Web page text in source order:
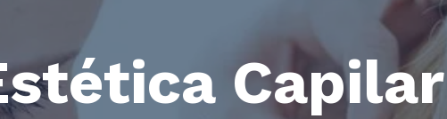
Capilar